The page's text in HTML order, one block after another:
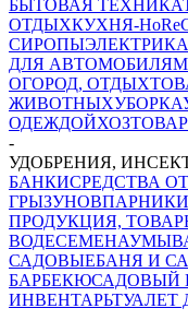
БЫТОВАЯ ТЕХНИКА
ОТДЫХКУХНЯ-
СИРОПЫЭЛЕКТРИКА
ДЛЯ АВТОМОБИЛЯ
ОГОРОД, ОТДЫХ
ЖИВОТНЫХУБОРКА
ОДЕЖДОЙ
-
УДОБРЕНИЯ,
БАНКИСРЕДСТВА
ГРЫЗУНОВ
ПРОДУКЦИЯ,
ВОДЕСЕМЕНА
САДОВЫЕБАНЯ И
БАРБЕКЮСАДОВЫЙ
ИНВЕНТАРЬТУАЛЕТ